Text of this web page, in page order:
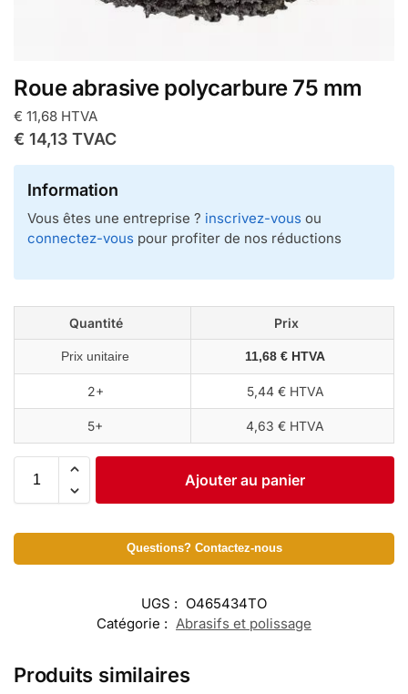
Roue abrasive polycarbure 75 mm
€ 11,68 HTVA
€ 14,13 TVAC
Information
Vous êtes une entreprise ? inscrivez-vous ou
connectez-vous pour profiter de nos réductions
Quantité Prix
Prix unitaire 11,68 € HTVA
2+ 5,44 € HTVA
5+ 4,63 € HTVA
Ajouter au panier
Questions? Contactez-nous
UGS : O465434TO
Catégorie : Abrasifs et polissage
Produits similaires